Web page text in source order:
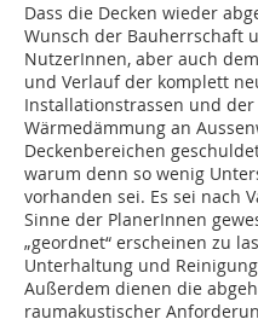
Dass die Decken wieder
Wunsch der Bauherrschaft
NutzerInnen, aber auch
und Verlauf der komplett
Installationstrassen und
Wärmedämmung an
Deckenbereichen
warum denn so wenig
vorhanden sei. Es sei nach
Sinne der PlanerInnen
„geordnet“ erscheinen zu
Unterhaltung und
Außerdem dienen die
raumakustischer